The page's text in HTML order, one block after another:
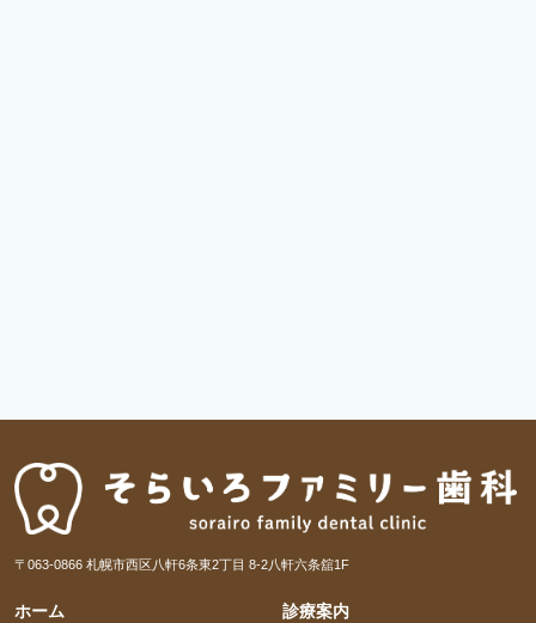
〒063-0866 札幌市西区八軒6条東2丁目 8-2八軒六条舘1F
ホーム 診療案内